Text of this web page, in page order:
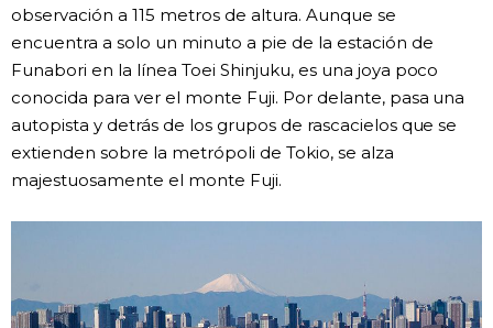
observación a 115 metros de altura. Aunque se
encuentra a solo un minuto a pie de la estación de
Funabori en la línea Toei Shinjuku, es una joya poco
conocida para ver el monte Fuji. Por delante, pasa una
autopista y detrás de los grupos de rascacielos que se
extienden sobre la metrópoli de Tokio, se alza
majestuosamente el monte Fuji.